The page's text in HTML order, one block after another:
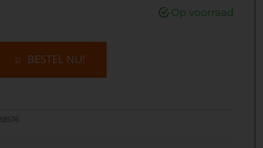
Op voorraad
BESTEL NU!